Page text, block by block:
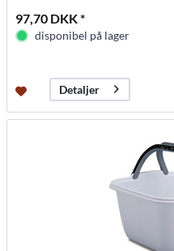
97,70 DKK *
disponibel på lager
Detaljer